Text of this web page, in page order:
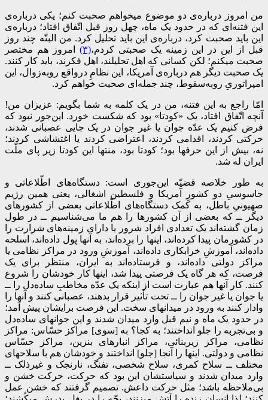
من امروز درباره‌ی دو موضوع میخواهم صحبت کنم؛ یکی درباره‌ی
این فتنه‌ای که در حدود یک ماه، چهل روز قبل اتّفاق افتاد؛ درباره‌ی
این باید صحبت کرد، درباره‌ی این باید تحلیل کرد. من البتّه چند روز
قبل از این در این زمینه یک صحبتی کردم،(۳) امروز هم مختصر
صحبت میکنم؛ لکن کسانی که اهل تحلیلند، اهل فکرند، باید کار کنند.
یک صحبت دیگر هم درباره‌ی آمریکا، این نظامِ درواقع روبه‌زوال، این
امپراتوریِ روبه‌سقوط، چند جمله‌ای صحبت خواهم کرد.
امّا راجع به این فتنه، من در یک کلمه به شما بگویم: عزیزان من!
آنچه اتّفاق افتاد، یک «کودتا» بود که شکست خورد. این‌جور نبود که
فرض کنیم یک عدّه جوان یا غیر جوان در یک جایی عصبانی شدند،
حرکتی کردند، اقدامی کردند، اعتراضی کردند یا اغتشاشی کردند؛
نه، بیش از این حرفها بود؛ کودتا بود، منتها این کودتا زیر پای ملّت
ایران له شد.
به طور خلاصه قضیّه این‌جوری است: دستگاه‌های اطّلاعاتی و
جاسوسیِ دو کشورِ آمریکا و فلسطین اشغالی، یعنی همین رژیم
صهیونیِ باطل، به کمک دستگاه‌های اطّلاعاتی بعضی از کشورهای
دیگر ــ که بعضی از آن کشورها را هم ما می‌شناسیم ــ در طول
زمان گشته‌اند یک تعدادی افراد شرور یا دارای زمینه‌های شرارت را
در کشورمان پیدا کرده‌اند، اینها را برده‌اند، به آنها پول داده‌اند، اسلحه
داده‌اند، آموزشِ خرابکاری داده‌اند،‌ آموزشِ ورود در مراکز نظامی یا
مراکز دولتی داده‌اند، و فرستاده‌اند به ایران، منتظر برای یک
فرصت، که هر گاه یک فرصتی پیدا شد، اینها کار خودشان را شروع
کنند. کار آنها هم عبارت است از اینکه یک عدّه مخاطبِ ساده‌دل را ــ
یا جوان یا غیر جوان را ــ تحت تأثیر قرار بدهند،‌ عصبانی کنند و آنها را
وادار کنند به ورود در میدانهای سخت. این فرصت برایشان پیش آمد؛
در حدود یک ماه و نیم قبل وارد میدان شدند و این جوانهای ساده‌دل
و بی‌تجربه را جلو انداختند؛ به کجا؟ به [سوی] مراکز حسّاس: مراکز
نظامی، مراکز زیربنائی،‌ مراکز انبارهای بنزین،‌ مراکز حسّاس
نظامی و دولتی. اینها را آنجا [جلو] انداختند و خودشان هم با سلاحهای
مختلف ــ سلاح کمری، سلاح شخصی،‌ تفنگ، نارنجک و غیرذلک ــ
وارد میدان شدند و سیاستشان این بود که حرکت، حرکت خشن و
بی‌ملاحظه باشد؛ مثل حرکت داعش. تصمیم گرفتند که خشن عمل